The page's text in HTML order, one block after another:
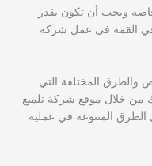
ويجب أن تكون بقدر
في القمة فى عمل شركة
والطرق المختلفة التي
من خلال موقع شركة تلميع
المتنوعة في عملية